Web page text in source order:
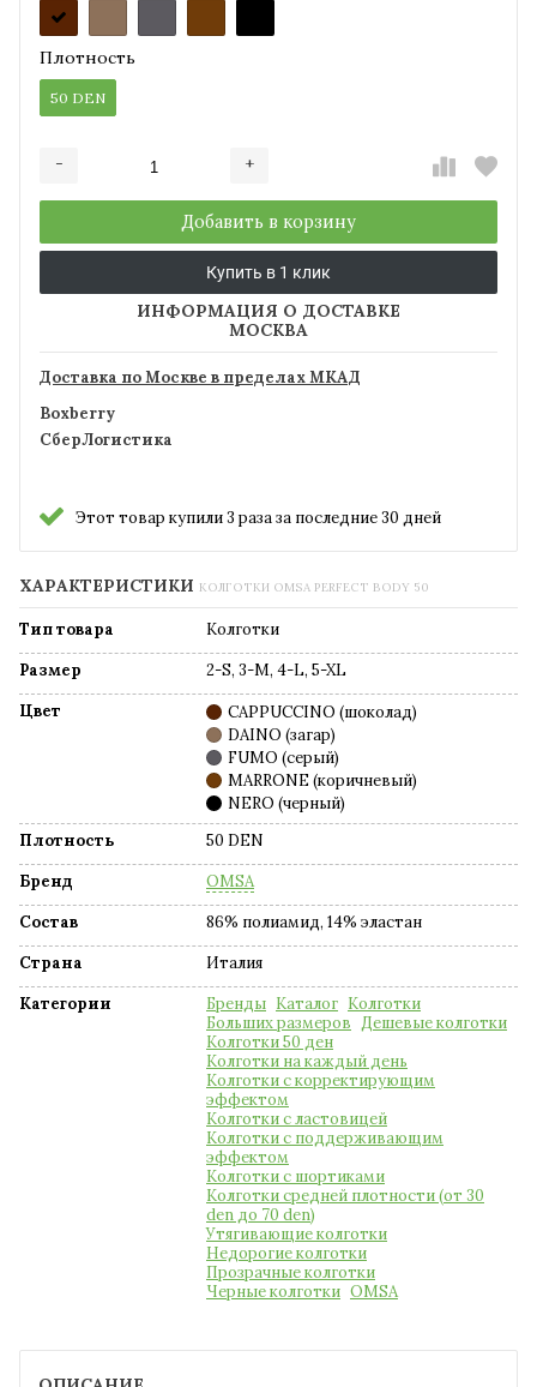
Плотность
50 DEN
- +
Добавить в корзину
Купить в 1 клик
ИНФОРМАЦИЯ О ДОСТАВКЕ
МОСКВА
Доставка по Москве в пределах МКАД
Boxberry
СберЛогистика
Этот товар купили 3 раза за последние 30 дней
ХАРАКТЕРИСТИКИ КОЛГОТКИ OMSA PERFECT BODY 50
Тип товара
Колготки
Размер
2-S, 3-M, 4-L, 5-XL
Цвет
CAPPUCCINO (шоколад)
DAINO (загар)
FUMO (серый)
MARRONE (коричневый)
NERO (черный)
Плотность
50 DEN
Бренд
OMSA
Состав
86% полиамид, 14% эластан
Страна
Италия
Категории
Бренды Каталог Колготки
Больших размеров Дешевые колготки
Колготки 50 ден
Колготки на каждый день
Колготки с корректирующим
эффектом
Колготки с ластовицей
Колготки с поддерживающим
эффектом
Колготки с шортиками
Колготки средней плотности (от 30
den до 70 den)
Утягивающие колготки
Недорогие колготки
Прозрачные колготки
Черные колготки OMSA